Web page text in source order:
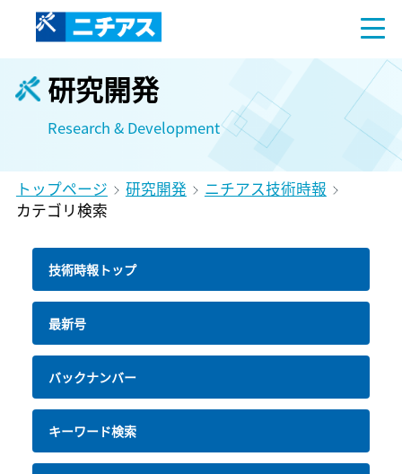
研究開発
Research & Development
トップページ 研究開発
ニチアス技術時報
カテゴリ検索
技術時報トップ
最新号
バックナンバー
キーワード検索